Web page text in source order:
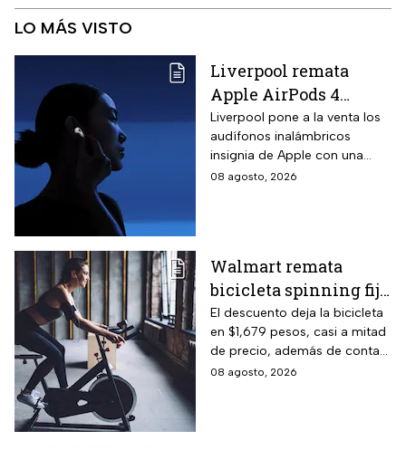
LO MÁS VISTO
Liverpool remata
Apple AirPods 4
inalámbricos con 20%
descuento y hasta 16
MSI
Liverpool pone a la venta los
audífonos inalámbricos
insignia de Apple con una
rebaja considerable y
08 agosto, 2026
Walmart remata
bicicleta spinning fija
con monitoreo de
velocidad, calorías y
pulso, ideal para hacer
cardio en casa
El descuento deja la bicicleta
en $1,679 pesos, casi a mitad
de precio, además de contar
el beneficio de meses sin
08 agosto, 2026